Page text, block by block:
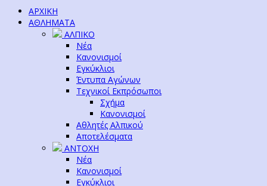
ΑΡΧΙΚΗ
ΑΘΛΗΜΑΤΑ
ΑΛΠΙΚΟ
Νέα
Κανονισμοί
Εγκύκλιοι
Έντυπα Αγώνων
Τεχνικοί Εκπρόσωποι
Σχήμα
Κανονισμοί
Αθλητές Αλπικού
Αποτελέσματα
ΑΝΤΟΧΗ
Νέα
Κανονισμοί
Εγκύκλιοι